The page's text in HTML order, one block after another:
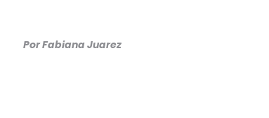
PorFabiana Juarez